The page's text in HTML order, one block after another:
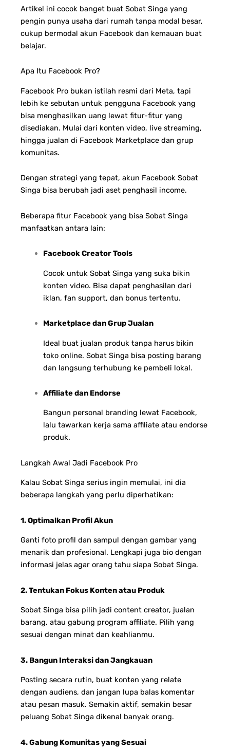
Artikel ini cocok banget buat Sobat Singa yang
pengin punya usaha dari rumah tanpa modal besar,
cukup bermodal akun Facebook dan kemauan buat
belajar.
Apa Itu Facebook Pro?
Facebook Pro bukan istilah resmi dari Meta, tapi
lebih ke sebutan untuk pengguna Facebook yang
bisa menghasilkan uang lewat fitur-fitur yang
disediakan. Mulai dari konten video, live streaming,
hingga jualan di Facebook Marketplace dan grup
komunitas.
Dengan strategi yang tepat, akun Facebook Sobat
Singa bisa berubah jadi aset penghasil income.
Beberapa fitur Facebook yang bisa Sobat Singa
manfaatkan antara lain:
Facebook Creator Tools
Cocok untuk Sobat Singa yang suka bikin
konten video. Bisa dapat penghasilan dari
iklan, fan support, dan bonus tertentu.
Marketplace dan Grup Jualan
Ideal buat jualan produk tanpa harus bikin
toko online. Sobat Singa bisa posting barang
dan langsung terhubung ke pembeli lokal.
Affiliate dan Endorse
Bangun personal branding lewat Facebook,
lalu tawarkan kerja sama affiliate atau endorse
produk.
Langkah Awal Jadi Facebook Pro
Kalau Sobat Singa serius ingin memulai, ini dia
beberapa langkah yang perlu diperhatikan:
1. Optimalkan Profil Akun
Ganti foto profil dan sampul dengan gambar yang
menarik dan profesional. Lengkapi juga bio dengan
informasi jelas agar orang tahu siapa Sobat Singa.
2. Tentukan Fokus Konten atau Produk
Sobat Singa bisa pilih jadi content creator, jualan
barang, atau gabung program affiliate. Pilih yang
sesuai dengan minat dan keahlianmu.
3. Bangun Interaksi dan Jangkauan
Posting secara rutin, buat konten yang relate
dengan audiens, dan jangan lupa balas komentar
atau pesan masuk. Semakin aktif, semakin besar
peluang Sobat Singa dikenal banyak orang.
4. Gabung Komunitas yang Sesuai